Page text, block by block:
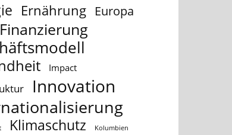
Ernährung Europa
Finanzierung
Impact
Innovation
Klimaschutz Kolumbien